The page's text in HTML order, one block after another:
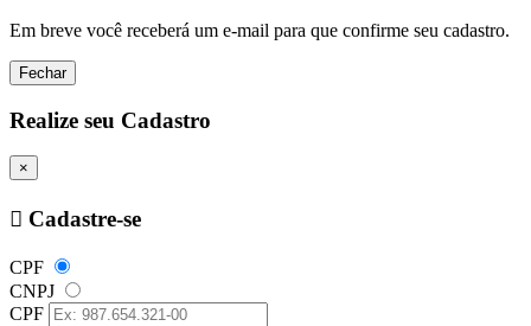
Em breve você receberá um e-mail para que confirme seu cadastro.
Fechar
Realize seu Cadastro
×
Cadastre-se
CPF
CNPJ
CPF